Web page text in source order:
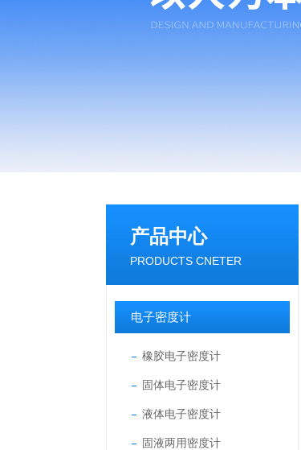
产品中心
PRODUCTS CNETER
电子密度计
橡胶电子密度计
固体电子密度计
液体电子密度计
固液两用密度计